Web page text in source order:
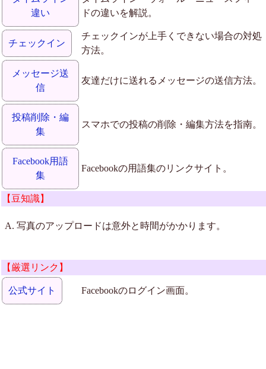
違い
ドの違いを解説。
チェックイン
チェックインが上手くできない場合の対処
方法。
メッセージ送
信
友達だけに送れるメッセージの送信方法。
投稿削除・編
集
スマホでの投稿の削除・編集方法を指南。
Facebook用語
集
Facebookの用語集のリンクサイト。
【豆知識】
写真のアップロードは意外と時間がかかります。
【厳選リンク】
公式サイト Facebookのログイン画面。